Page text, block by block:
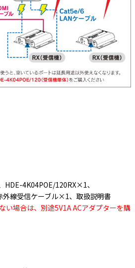
4K04POE/120RX×1、
線受信ケーブル×1、取扱説明書
い場合は、別途5V1A ACアダプターを購